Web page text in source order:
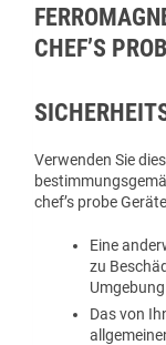
CHEF’S
Verwenden Sie
chef’s probe
Eine
zu
Das von